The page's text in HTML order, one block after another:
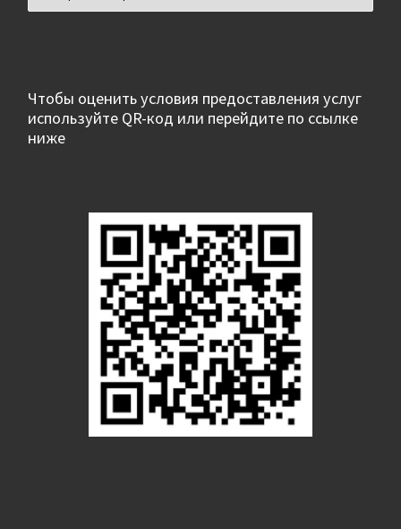
Чтобы оценить условия предоставления услуг
используйте QR-код или перейдите по ссылке
ниже